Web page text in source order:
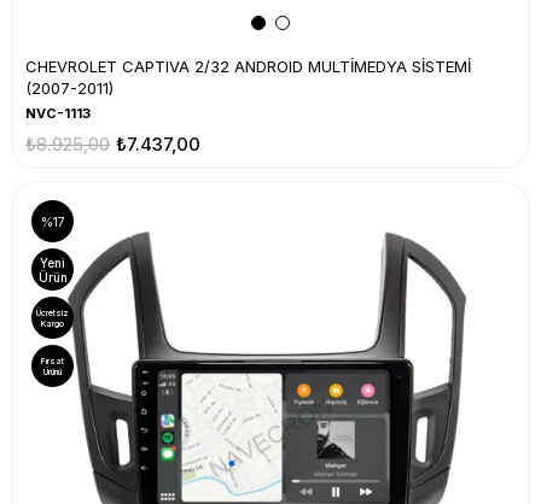
CHEVROLET CAPTIVA 2/32 ANDROID MULTİMEDYA SİSTEMİ
(2007-2011)
NVC-1113
₺7.437,00
₺8.925,00
%17
Yeni
Ürün
Ücretsiz
Kargo
Fırsat
Ürünü